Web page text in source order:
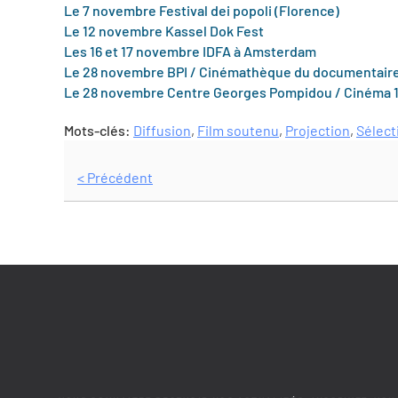
Le 7 novembre Festival dei popoli (Florence)
Le 12 novembre Kassel Dok Fest
Les 16 et 17 novembre IDFA à Amsterdam
Le 28 novembre BPI / Cinémathèque du
Le 28 novembre Centre Georges Pompidou / Cinéma 1
Mots-clés: Diffusion, Film soutenu, Projection,
< Précédent